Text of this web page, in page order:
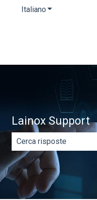
Italiano Mostra
Lainox Support
Non sono presenti